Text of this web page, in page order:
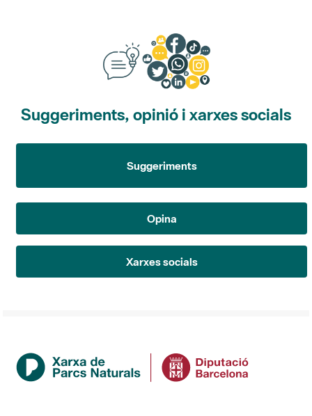
Suggeriments, opinió i xarxes socials
Suggeriments
Opina
Xarxes socials